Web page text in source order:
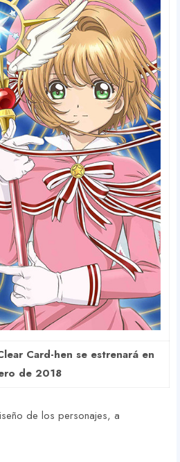
Card-hen se estrenará en
de 2018
de los personajes, a